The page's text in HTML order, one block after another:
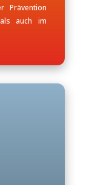
Prävention
auch im